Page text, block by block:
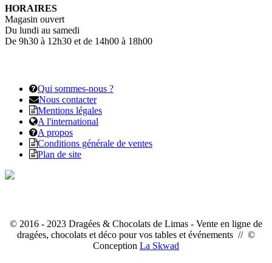
HORAIRES
Magasin ouvert
Du lundi au samedi
De 9h30 à 12h30 et de 14h00 à 18h00
Qui sommes-nous ?
Nous contacter
Mentions légales
A l'international
A propos
Conditions générale de ventes
Plan de site
© 2016 - 2023 Dragées & Chocolats de Limas - Vente en ligne de
dragées, chocolats et déco pour vos tables et événements // ©
Conception La Skwad